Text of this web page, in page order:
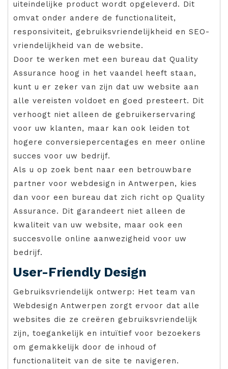
uiteindelijke product wordt opgeleverd. Dit
omvat onder andere de functionaliteit,
responsiviteit, gebruiksvriendelijkheid en SEO-
vriendelijkheid van de website.
Door te werken met een bureau dat Quality
Assurance hoog in het vaandel heeft staan,
kunt u er zeker van zijn dat uw website aan
alle vereisten voldoet en goed presteert. Dit
verhoogt niet alleen de gebruikerservaring
voor uw klanten, maar kan ook leiden tot
hogere conversiepercentages en meer online
succes voor uw bedrijf.
Als u op zoek bent naar een betrouwbare
partner voor webdesign in Antwerpen, kies
dan voor een bureau dat zich richt op Quality
Assurance. Dit garandeert niet alleen de
kwaliteit van uw website, maar ook een
succesvolle online aanwezigheid voor uw
bedrijf.
User-Friendly Design
Gebruiksvriendelijk ontwerp: Het team van
Webdesign Antwerpen zorgt ervoor dat alle
websites die ze creëren gebruiksvriendelijk
zijn, toegankelijk en intuïtief voor bezoekers
om gemakkelijk door de inhoud of
functionaliteit van de site te navigeren.